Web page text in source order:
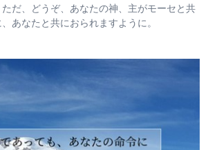
だ、どうぞ、あなたの神、主がモーセと共
あなたと共におられますように。